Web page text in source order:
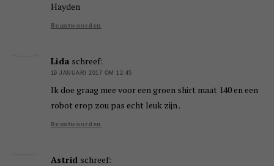
Hayden
Beantwoorden
Lida schreef:
19 JANUARI 2017 OM 12:45
Ik doe graag mee voor een groen shirt maat 140 en een
robot erop zou pas echt leuk zijn .
Beantwoorden
Astrid schreef: